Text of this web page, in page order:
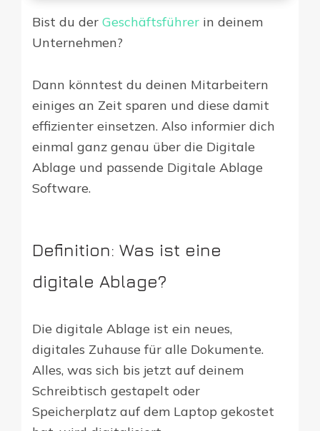
Bist du der Geschäftsführer in deinem
Unternehmen?
Dann könntest du deinen Mitarbeitern
einiges an Zeit sparen und diese damit
effizienter einsetzen. Also informier dich
einmal ganz genau über die Digitale
Ablage und passende Digitale Ablage
Software.
Definition: Was ist eine
digitale Ablage?
Die digitale Ablage ist ein neues,
digitales Zuhause für alle Dokumente.
Alles, was sich bis jetzt auf deinem
Schreibtisch gestapelt oder
Speicherplatz auf dem Laptop gekostet